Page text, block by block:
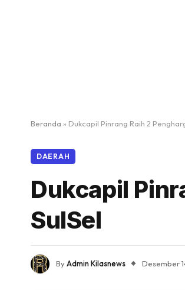
Beranda » Dukcapil Pinrang Raih 2
DAERAH
Dukcapil
SulSel
ByAdmin Kilasnews Desember